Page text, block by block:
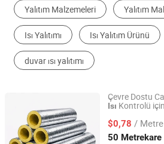
Seramik Lif Metal Pencere
Diğer Isı Yalıtım Malzemeleri
Sandviç Panel
Çevre Dostu
Isı Kontrolü için
$0,78 /
50 Metrekare
Lanzhou Haojitongda International
Gansu, China Fiyat